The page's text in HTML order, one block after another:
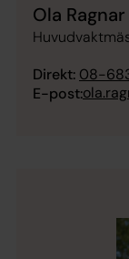
Ola Ragnar
Direkt: 08-
E-post: